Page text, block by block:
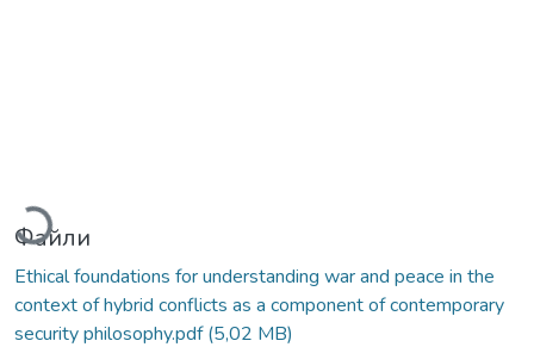
Вантажиться...
Файли
Ethical foundations for understanding war and peace in the
context of hybrid conflicts as a component of contemporary
security philosophy.pdf(5,02 MB)